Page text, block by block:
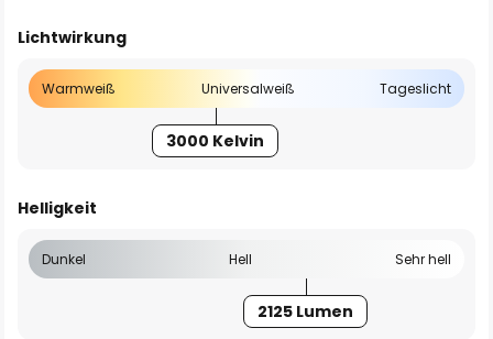
Lichtwirkung
Warmweiß Universalweiß Tageslicht
3000 Kelvin
Helligkeit
Dunkel Hell Sehr hell
2125 Lumen